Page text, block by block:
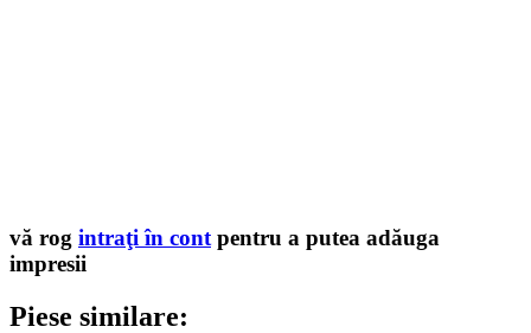
vă rog intraţi în cont pentru a putea adăuga
impresii
Piese similare: